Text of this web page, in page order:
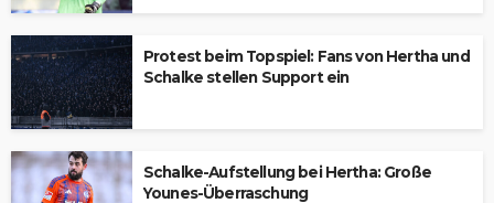
Protest beim Topspiel: Fans von Hertha und
Schalke stellen Support ein
Schalke-Aufstellung bei Hertha: Große
Younes-Überraschung